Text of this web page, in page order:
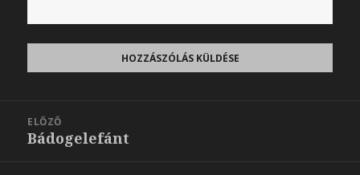
navigáció
ELŐZŐ
Korábbi
Bádogelefánt